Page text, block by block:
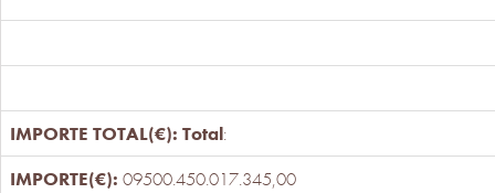
Total:
09500.450.017.345,00